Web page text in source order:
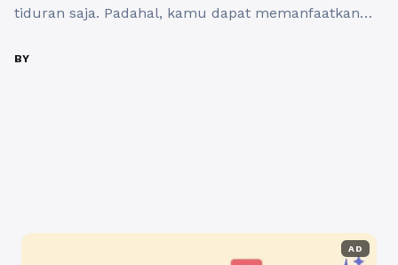
tiduran saja. Padahal, kamu dapat memanfaatkan
berkualitas. Melansir dari akun Instagram resmi
BY
AD